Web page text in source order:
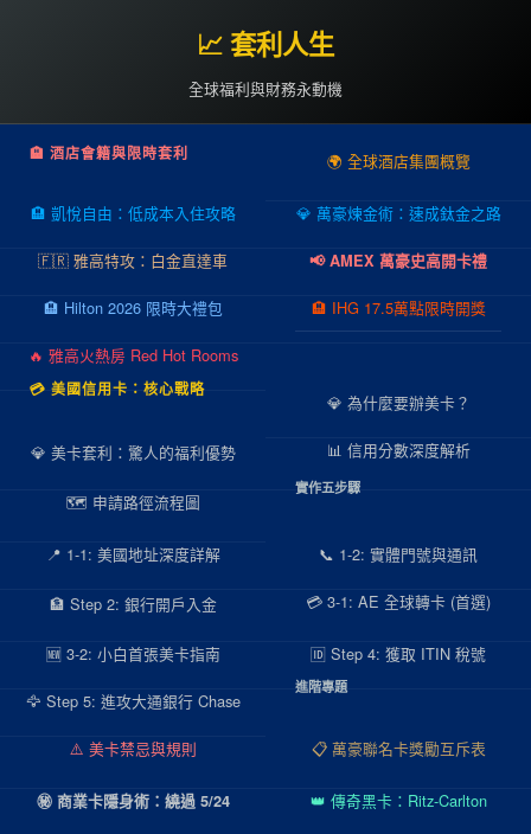
📈 套利人生
全球福利與財務永動機
🏨 酒店會籍與限時套利 🌍 全球酒店集團概覽
🏨 凱悅自由：低成本入住攻略 💎 萬豪煉金術：速成鈦金之路
🇫🇷 雅高特攻：白金直達車 📢 AMEX 萬豪史高開卡禮
🏨 Hilton 2026 限時大禮包 🏨 IHG 17.5萬點限時開獎
🔥 雅高火熱房 Red Hot Rooms
💳 美國信用卡：核心戰略
💎 為什麼要辦美卡？
💎 美卡套利：驚人的福利優勢 📊 信用分數深度解析
🗺️ 申請路徑流程圖
實作五步驟
📍 1-1: 美國地址深度詳解 📞 1-2: 實體門號與通訊
🏦 Step 2: 銀行開戶入金 💳 3-1: AE 全球轉卡 (首選)
🆕 3-2: 小白首張美卡指南 🆔 Step 4: 獲取 ITIN 稅號
🦅 Step 5: 進攻大通銀行 Chase
進階專題
⚠️ 美卡禁忌與規則 📋 萬豪聯名卡獎勵互斥表
㊙️ 商業卡隱身術：繞過 5/24 👑 傳奇黑卡：Ritz-Carlton